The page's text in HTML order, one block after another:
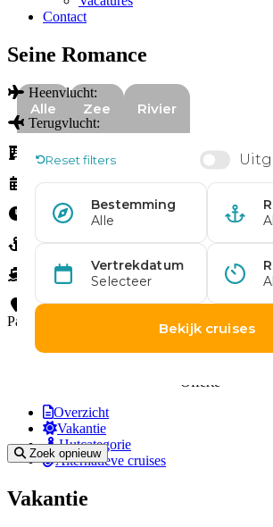
Contact
Zoek opnieuw
Seine Romance
Heenvlucht:
Terugvlucht:
Hotel:
Vertrek:8 mei. 2025
Nachten:
8 nachten
Cruise met:
Schip:MS VIVA GLORIA
Route: Parijs - Conflans - Rouen - Le
Parijs - Parijs
Offerte
Overzicht
Vakantie
Hutcategorie
Alternatieve cruises
Vakantie